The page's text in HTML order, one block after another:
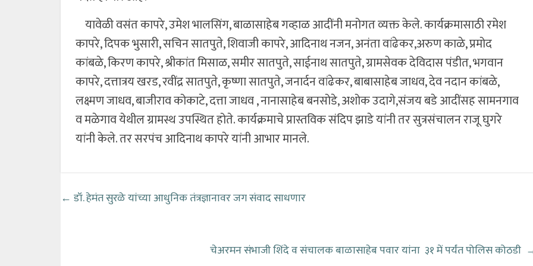
यावेळी वसंत कापरे, उमेश भालसिंग, बाळासाहेब गव्हाळ आदींनी मनोगत व्यक्त केले. कार्यक्रमासाठी रमेश
कापरे, दिपक भुसारी, सचिन सातपुते, शिवाजी कापरे, आदिनाथ नजन, अनंता वांढेकर,अरुण काळे, प्रमोद
कांबळे, किरण कापरे, श्रीकांत मिसाळ, समीर सातपुते, साईनाथ सातपुते, ग्रामसेवक देविदास पंडीत, भगवान
कापरे, दत्तात्रय खरड, रवींद्र सातपुते, कृष्णा सातपुते, जनार्दन वांढेकर, बाबासाहेब जाधव, देव नदान कांबळे,
लक्ष्मण जाधव, बाजीराव कोकाटे, दत्ता जाधव , नानासाहेब बनसोडे, अशोक उदागे,संजय बडे आदींसह सामनगाव
व मळेगाव येथील ग्रामस्थ उपस्थित होते. कार्यक्रमाचे प्रास्तविक संदिप झाडे यांनी तर सुत्रसंचालन राजू घुगरे
यांनी केले. तर सरपंच आदिनाथ कापरे यांनी आभार मानले.
← डॉ. हेमंत सुरळे यांच्या आधुनिक तंत्रज्ञानावर जग संवाद साधणार
चेअरमन संभाजी शिंदे व संचालक बाळासाहेब पवार यांना ३१ में पर्यंत पोलिस कोठडी